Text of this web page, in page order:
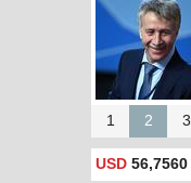
1 2 3
USD 56,7560